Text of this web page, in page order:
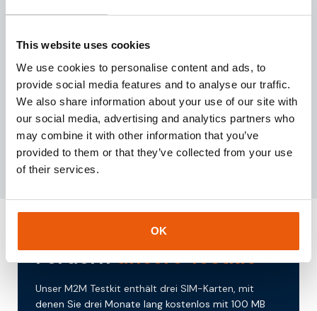
This website uses cookies
We use cookies to personalise content and ads, to
provide social media features and to analyse our traffic.
We also share information about your use of our site with
our social media, advertising and analytics partners who
may combine it with other information that you’ve
provided to them or that they’ve collected from your use
of their services.
OK
SMS
Die Möglichkeit, im
Rahmen des Tests SMS-
Nachrichten zu
empfangen/zu
versenden.
Support Team
Unser Support-Team ist
immer für Sie da.
Erhalten Sie Support
nach Maß!
Fordernunsere Testkit
Unser M2M Testkit enthält drei SIM-Karten, mit
denen Sie drei Monate lang kostenlos mit 100 MB